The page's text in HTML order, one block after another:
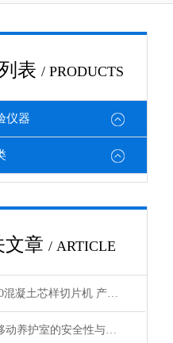
表 / PRODUCTS
仪器
文章 / ARTICLE
HQP-150混凝土芯样切片机 产品展示
集装箱移动养护室的安全性与防护设施分析